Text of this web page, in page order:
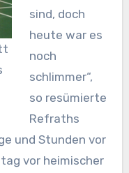
sind, doch
heute war es
noch
schlimmer“,
so resümierte
Refraths
und Stunden vor
vor heimischer